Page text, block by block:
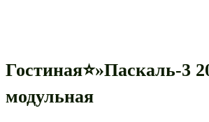
Гостиная⭐»Паскаль-3
модульная